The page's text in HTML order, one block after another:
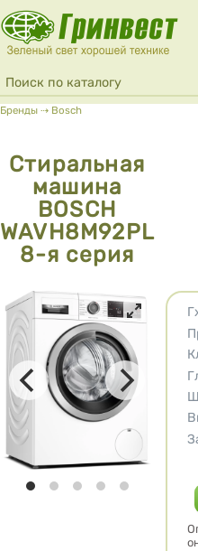
Перейти к основному
Форма поиска
Поиск
Вы здесь
Бренды ⇢ Bosch
Стиральная
машина
BOSCH
WAVH8M92PL
8-я серия